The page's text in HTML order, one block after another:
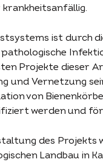
ist durch
Projekte dieser
und Vernetzung
von
werden und
des
Landbau in